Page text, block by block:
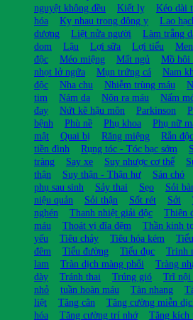
nguyệt không đều
Kiết lỵ Kéo dài
hóa
Kỵ nhau trong đông y Lao
dương
Liệt nửa người Làm trắng
dom
Lậu Lợi sữa Lợi tiểu
độc
Méo miệng Mất ngủ Mồ hôi
nhọt lở ngứa
Mụn trứng cá Nam
độc
Nha chu Nhiễm trùng máu
tim
Nám da Nôn ra máu Nấm
đay
Nứt kẽ hậu môn Parkinson
bệnh
Phù nề Phụ khoa Phụ nữ
mật
Quai bị Răng miệng Rắn
tiền đình
Rụng tóc - Tóc bạc sớm
tràng
Say xe Suy nhược cơ thể
thận
Suy thận - Thận hư Sán chó
phụ sau sinh
Sảy thai Sẹo Sỏi
niệu quản
Sỏi thận Sốt rét Sởi
nghén
Thanh nhiệt giải độc Thiên
máu
Thoát vị đĩa đệm Thần kinh
yếu
Tiêu chảy Tiêu hóa kém
đêm
Tiểu đường Tiểu đục Trinh
lam
Tràn dịch màng phổi Tràng
dày
Tránh thai Trúng gió Trĩ nội
nhỏ
tuần hoàn máu Tàn nhang
liệt
Tăng cân Tăng cường miễn
hóa
Tăng cường trí nhớ Tăng kích